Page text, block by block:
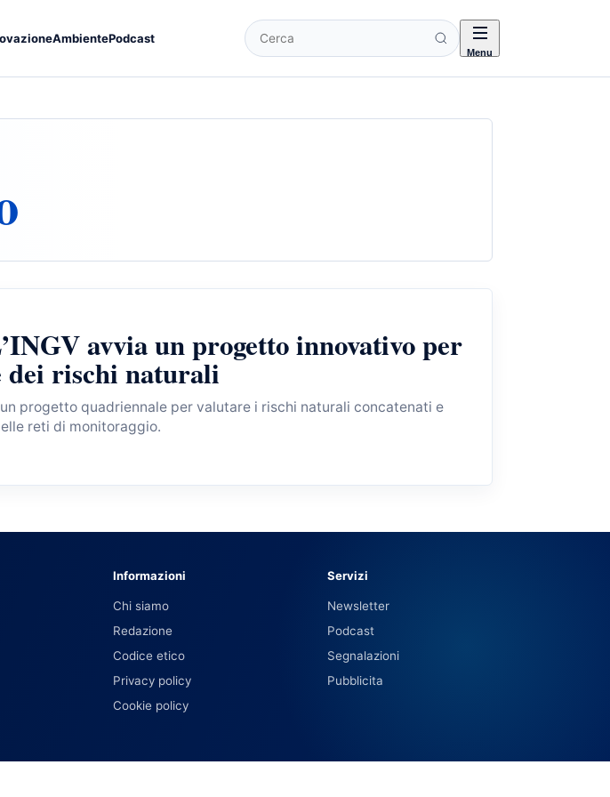
AmbientePodcast Cerca Menu
avvia un progetto innovativo per
dei rischi naturali
un progetto quadriennale per valutare i rischi naturali concatenati e
reti di monitoraggio.
Informazioni
Chi siamo
Redazione
Codice etico
Privacy policy
Cookie policy
Servizi
Newsletter
Podcast
Segnalazioni
Pubblicita